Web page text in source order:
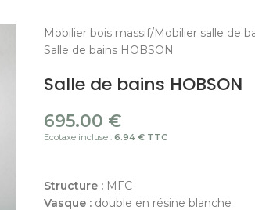
Mobilier bois massif Mobilier salle de
Salle de bains HOBSON
Salle de bains HOBSON
695.00 €
Ecotaxe incluse :6.94 € TTC
Structure :MFC
Vasque :double en résine blanche